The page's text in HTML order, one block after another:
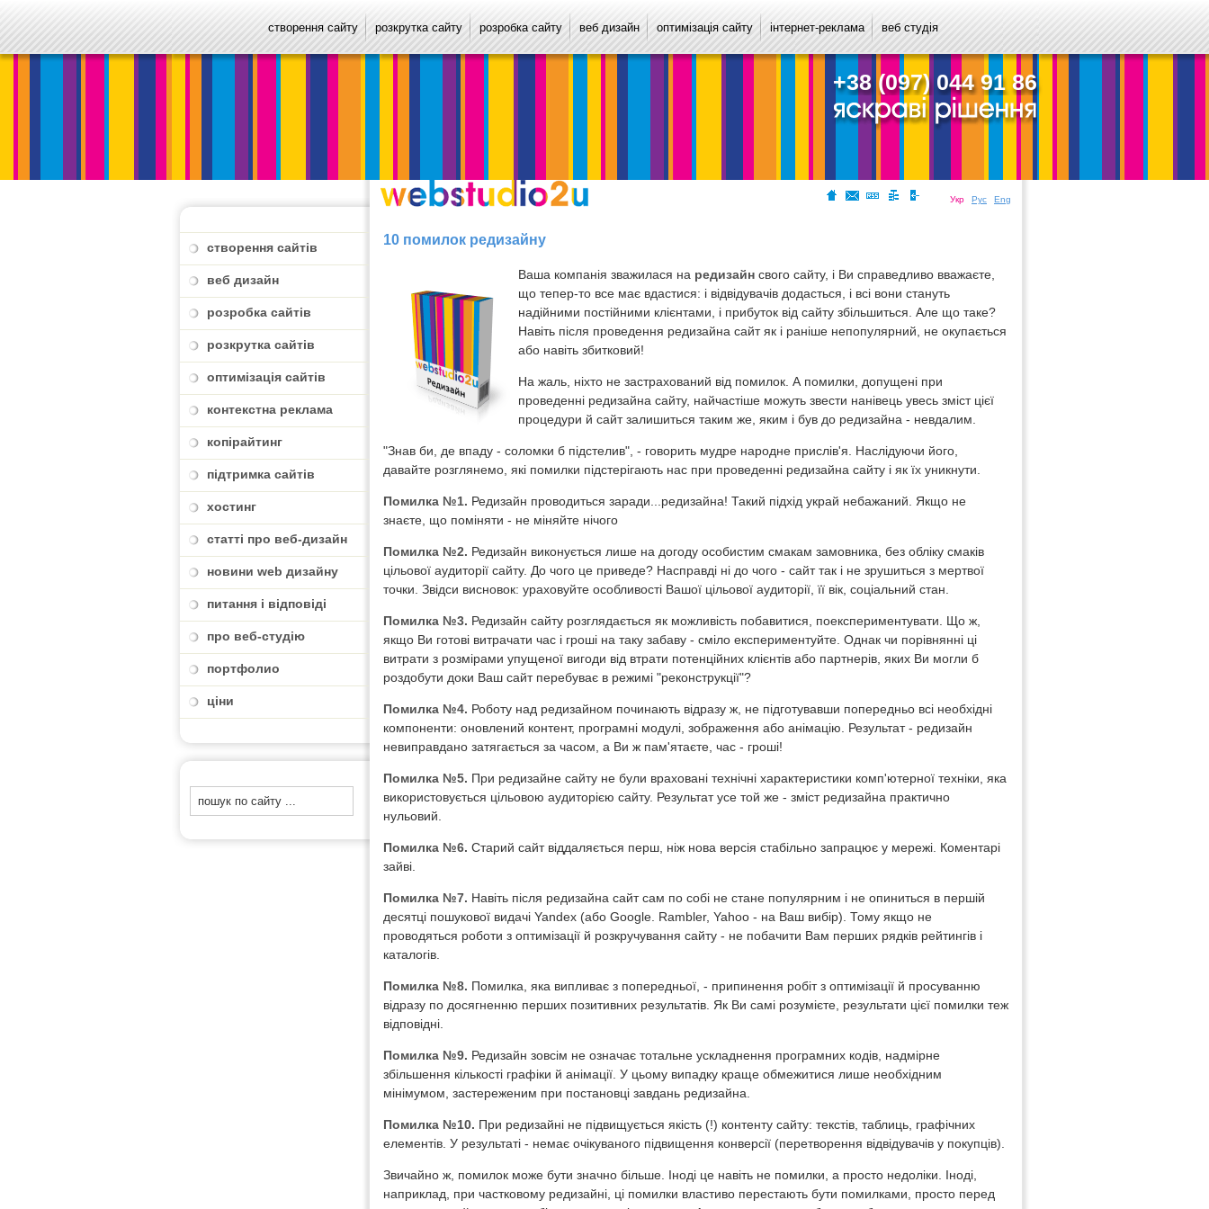
створення сайту розкрутка сайту розробка сайту веб дизайн оптимізація сайту інтернет-реклама веб студія
+38 (097) 044 91 86
створення сайтів
веб дизайн
розробка сайтів
розкрутка сайтів
оптимізація сайтів
контекстна реклама
копірайтинг
підтримка сайтів
хостинг
статті про веб-дизайн
новини web дизайну
питання і відповіді
про веб-студію
портфолио
ціни
Укр Рус Eng
10 помилок редизайну
Ваша компанія зважилася на редизайн свого сайту, і Ви справедливо вважаєте,
що тепер-то все має вдастися: і відвідувачів додасться, і всі вони стануть
надійними постійними клієнтами, і прибуток від сайту збільшиться. Але що таке?
Навіть після проведення редизайна сайт як і раніше непопулярний, не окупається
або навіть збитковий!
На жаль, ніхто не застрахований від помилок. А помилки, допущені при
проведенні редизайна сайту, найчастіше можуть звести нанівець увесь зміст цієї
процедури й сайт залишиться таким же, яким і був до редизайна - невдалим.
"Знав би, де впаду - соломки б підстелив", - говорить мудре народне прислів'я. Наслідуючи його,
давайте розглянемо, які помилки підстерігають нас при проведенні редизайна сайту і як їх уникнути.
Помилка №1. Редизайн проводиться заради...редизайна! Такий підхід украй небажаний. Якщо не
знаєте, що поміняти - не міняйте нічого
Помилка №2. Редизайн виконується лише на догоду особистим смакам замовника, без обліку смаків
цільової аудиторії сайту. До чого це приведе? Насправді ні до чого - сайт так і не зрушиться з мертвої
точки. Звідси висновок: ураховуйте особливості Вашої цільової аудиторії, її вік, соціальний стан.
Помилка №3. Редизайн сайту розглядається як можливість побавитися, поекспериментувати. Що ж,
якщо Ви готові витрачати час і гроші на таку забаву - сміло експериментуйте. Однак чи порівнянні ці
витрати з розмірами упущеної вигоди від втрати потенційних клієнтів або партнерів, яких Ви могли б
роздобути доки Ваш сайт перебуває в режимі "реконструкції"?
Помилка №4. Роботу над редизайном починають відразу ж, не підготувавши попередньо всі необхідні
компоненти: оновлений контент, програмні модулі, зображення або анімацію. Результат - редизайн
невиправдано затягається за часом, а Ви ж пам'ятаєте, час - гроші!
Помилка №5. При редизайне сайту не були враховані технічні характеристики комп'ютерної техніки, яка
використовується цільовою аудиторією сайту. Результат усе той же - зміст редизайна практично
нульовий.
Помилка №6. Старий сайт віддаляється перш, ніж нова версія стабільно запрацює у мережі. Коментарі
зайві.
Помилка №7. Навіть після редизайна сайт сам по собі не стане популярним і не опиниться в першій
десятці пошукової видачі Yandex (або Google. Rambler, Yahoo - на Ваш вибір). Тому якщо не
проводяться роботи з оптимізації й розкручування сайту - не побачити Вам перших рядків рейтингів і
каталогів.
Помилка №8. Помилка, яка випливає з попередньої, - припинення робіт з оптимізації й просуванню
відразу по досягненню перших позитивних результатів. Як Ви самі розумієте, результати цієї помилки теж
відповідні.
Помилка №9. Редизайн зовсім не означає тотальне ускладнення програмних кодів, надмірне
збільшення кількості графіки й анімації. У цьому випадку краще обмежитися лише необхідним
мінімумом, застереженим при постановці завдань редизайна.
Помилка №10. При редизайні не підвищується якість (!) контенту сайту: текстів, таблиць, графічних
елементів. У результаті - немає очікуваного підвищення конверсії (перетворення відвідувачів у покупців).
Звичайно ж, помилок може бути значно більше. Іноді це навіть не помилки, а просто недоліки. Іноді,
наприклад, при частковому редизайні, ці помилки властиво перестають бути помилками, просто перед